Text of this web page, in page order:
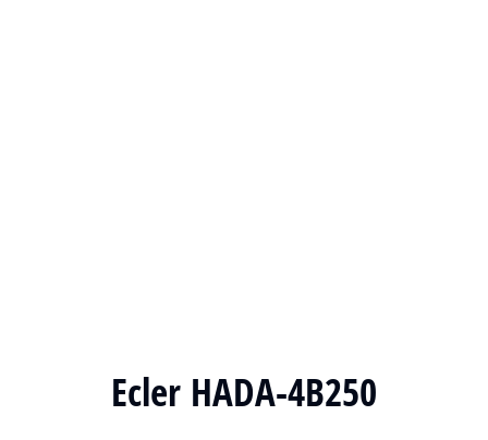
Ecler HADA-4B250